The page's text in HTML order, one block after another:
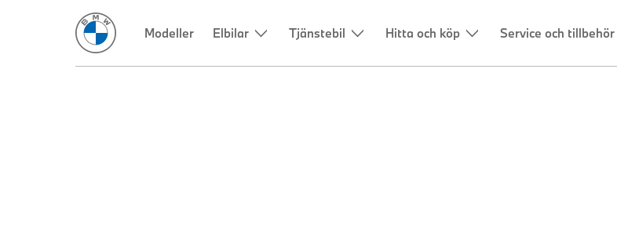
Modeller Elbilar Tjänstebil Hitta och köp Service och tillbehör